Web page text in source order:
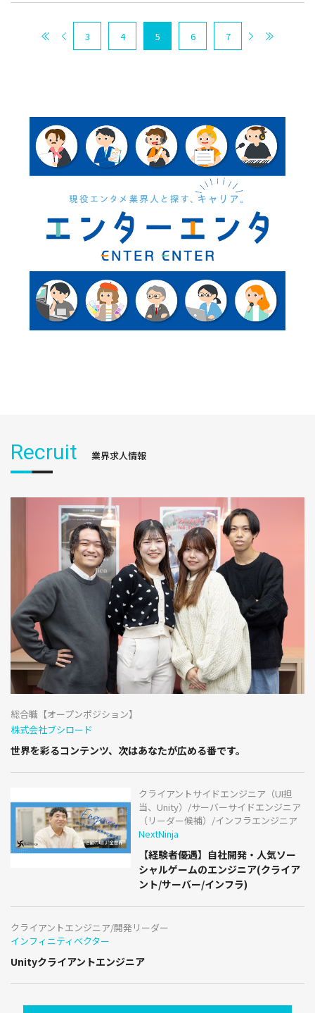
3 4 5 6 7
Recruit 業界求人情報
総合職【オープンポジション】
株式会社ブシロード
世界を彩るコンテンツ、次はあなたが広める番です。
クライアントサイドエンジニア（UI担
当、Unity）/サーバーサイドエンジニア
（リーダー候補）/インフラエンジニア
NextNinja
【経験者優遇】自社開発・人気ソー
シャルゲームのエンジニア(クライア
ント/サーバー/インフラ)
クライアントエンジニア/開発リーダー
インフィニティベクター
Unityクライアントエンジニア